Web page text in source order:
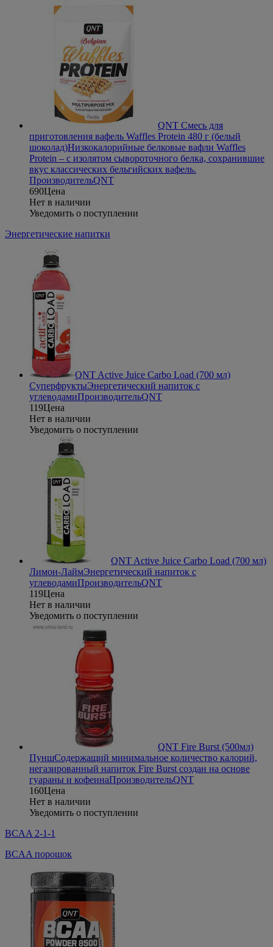
QNT Смесь для
приготовления вафель Waffles Protein 480 г (белый
шоколад)Низкокалорийные белковые вафли Waffles
Protein – с изолятом сывороточного белка, сохранившие
вкус классических бельгийских вафель.
ПроизводительQNT
690Цена
Нет в наличии
Уведомить о поступлении
Энергетические напитки
QNT Active Juice Carbo Load (700 мл)
СуперфруктыЭнергетический напиток с
углеводамиПроизводительQNT
119Цена
Нет в наличии
Уведомить о поступлении
QNT Active Juice Carbo Load (700 мл)
Лимон-ЛаймЭнергетический напиток с
углеводамиПроизводительQNT
119Цена
Нет в наличии
Уведомить о поступлении
QNT Fire Burst (500мл)
ПуншСодержащий минимальное количество калорий,
негазированный напиток Fire Burst создан на основе
гуараны и кофеинаПроизводительQNT
160Цена
Нет в наличии
Уведомить о поступлении
BCAA 2-1-1
BCAA порошок